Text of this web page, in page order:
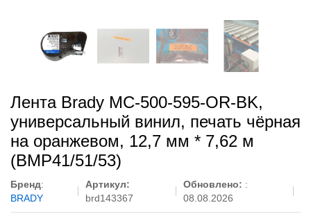
Лента Brady MC-500-595-OR-BK,
универсальный винил, печать чёрная
на оранжевом, 12,7 мм * 7,62 м
(BMP41/51/53)
Бренд:
BRADY
Артикул:
brd143367
Обновлено: :
08.08.2026